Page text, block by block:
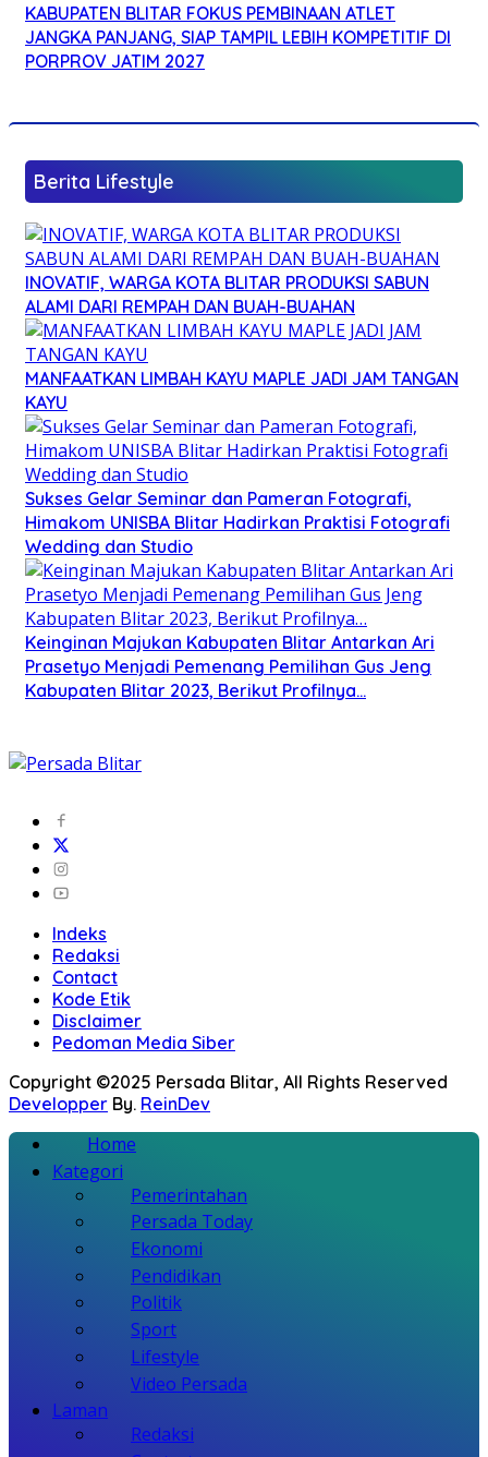
KABUPATEN BLITAR FOKUS PEMBINAAN ATLET
JANGKA PANJANG, SIAP TAMPIL LEBIH KOMPETITIF DI
PORPROV JATIM 2027
Berita Lifestyle
INOVATIF, WARGA KOTA BLITAR PRODUKSI SABUN
ALAMI DARI REMPAH DAN BUAH-BUAHAN
MANFAATKAN LIMBAH KAYU MAPLE JADI JAM TANGAN
KAYU
Sukses Gelar Seminar dan Pameran Fotografi,
Himakom UNISBA Blitar Hadirkan Praktisi Fotografi
Wedding dan Studio
Keinginan Majukan Kabupaten Blitar Antarkan Ari
Prasetyo Menjadi Pemenang Pemilihan Gus Jeng
Kabupaten Blitar 2023, Berikut Profilnya…
Indeks
Redaksi
Contact
Kode Etik
Disclaimer
Pedoman Media Siber
Copyright ©2025 Persada Blitar, All Rights Reserved
Developper By. ReinDev
Home
Kategori
Pemerintahan
Persada Today
Ekonomi
Pendidikan
Politik
Sport
Lifestyle
Video Persada
Laman
Redaksi